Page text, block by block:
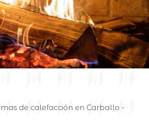
de calefacción en Carballo -